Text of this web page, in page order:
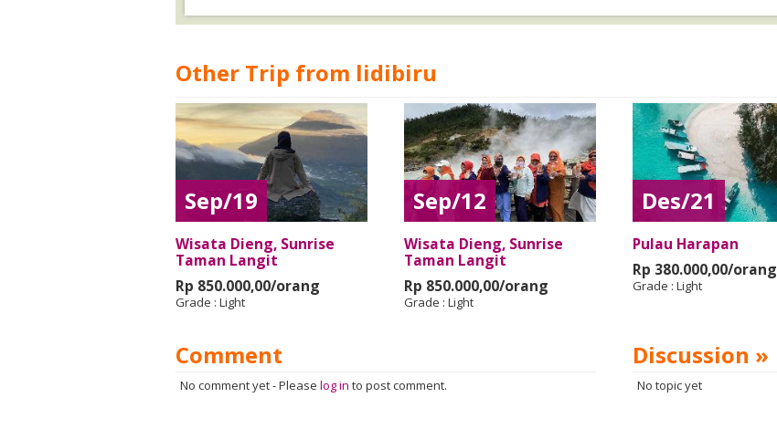
Other Trip from lidibiru
Sep/19
Wisata Dieng, Sunrise
Taman Langit
Rp 850.000,00/orang
Grade : Light
Sep/12
Wisata Dieng, Sunrise
Taman Langit
Rp 850.000,00/orang
Grade : Light
Des/21
Pulau Harapan
Rp 380.000,00/orang
Grade : Light
Comment
No comment yet-Please log in to post comment.
Discussion »
No topic yet